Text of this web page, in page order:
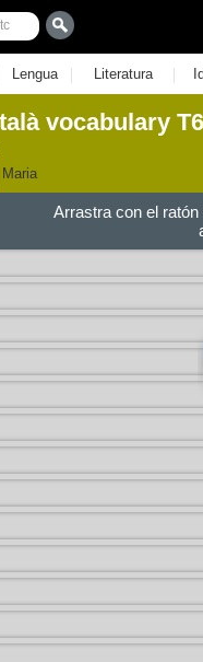
Lengua | Literatura |
vocabulary
Maria
Arrastra con el